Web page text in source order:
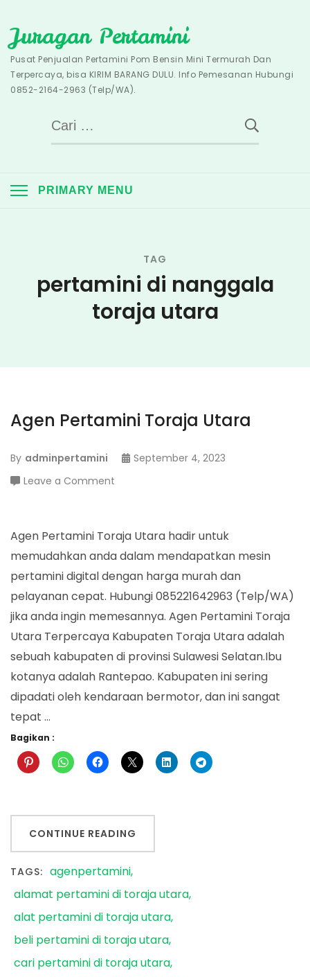
to
content
Juragan Pertamini
Pusat Penjualan Pertamini Pom Bensin Mini Termurah Dan
Terpercaya, bisa KIRIM BARANG DULU. Info Pemesanan Hubungi
0852-2164-2963 (Telp/WA).
Cari
untuk:
PRIMARY MENU
TAG
pertamini di nanggala
toraja utara
Agen Pertamini Toraja Utara
By adminpertamini
September 4, 2023
Leave a Comment
Toraja
Utara
Agen Pertamini Toraja Utara hadir untuk
memudahkan anda dalam mendapatkan mesin
pertamini digital dengan harga murah dan
pelayanan cepat. Hubungi 085221642963 (Telp/WA)
jika anda ingin memesannya. Agen Pertamini Toraja
Utara Terpercaya Kabupaten Toraja Utara adalah
sebuah kabupaten di provinsi Sulawesi Selatan.Ibu
kotanya adalah Rantepao. Kabupaten ini sering
dipadati oleh kendaraan bermotor, dan ini sangat
tepat …
Bagikan :
CONTINUE READING
TAGS: agenpertamini
alamat pertamini di toraja utara
alat pertamini di toraja utara
beli pertamini di toraja utara
cari pertamini di toraja utara